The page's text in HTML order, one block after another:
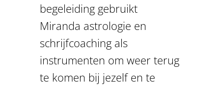
begeleiding gebruikt
Miranda astrologie en
schrijfcoaching als
instrumenten om weer terug
te komen bij jezelf en te